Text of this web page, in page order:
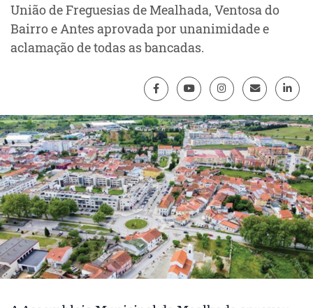
União de Freguesias de Mealhada, Ventosa do
Bairro e Antes aprovada por unanimidade e
aclamação de todas as bancadas.